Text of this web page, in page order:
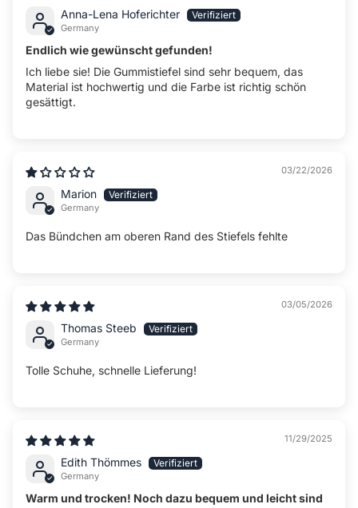
Anna-Lena Hoferichter
Germany
Endlich wie gewünscht gefunden!
Ich liebe sie! Die Gummistiefel sind sehr bequem, das
Material ist hochwertig und die Farbe ist richtig schön
gesättigt.
03/22/2026
Marion
Germany
Das Bündchen am oberen Rand des Stiefels fehlte
03/05/2026
Thomas Steeb
Germany
Tolle Schuhe, schnelle Lieferung!
11/29/2025
Edith Thömmes
Germany
Warm und trocken! Noch dazu bequem und leicht sind